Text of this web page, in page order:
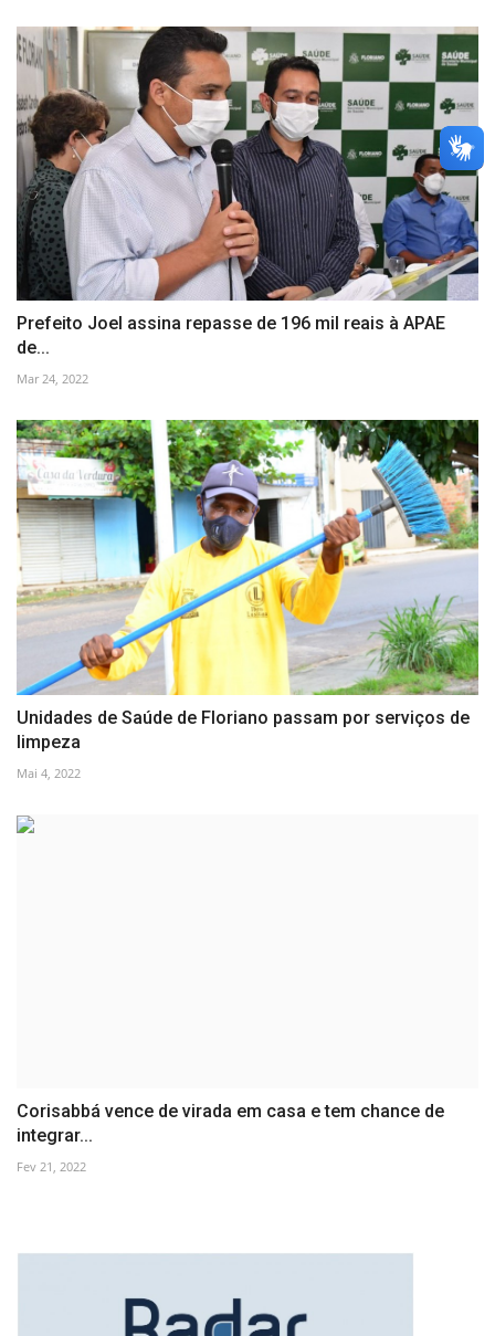
Prefeito Joel assina repasse de 196 mil reais à APAE
de...
Mar 24, 2022
Unidades de Saúde de Floriano passam por serviços de
limpeza
Mai 4, 2022
Corisabbá vence de virada em casa e tem chance de
integrar...
Fev 21, 2022